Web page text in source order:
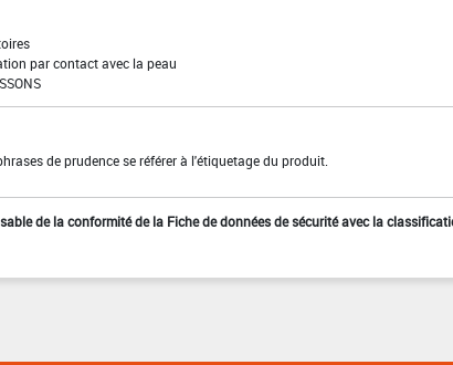
par contact avec la peau
de prudence se référer à l'étiquetage du produit.
de la conformité de la Fiche de données de sécurité avec la